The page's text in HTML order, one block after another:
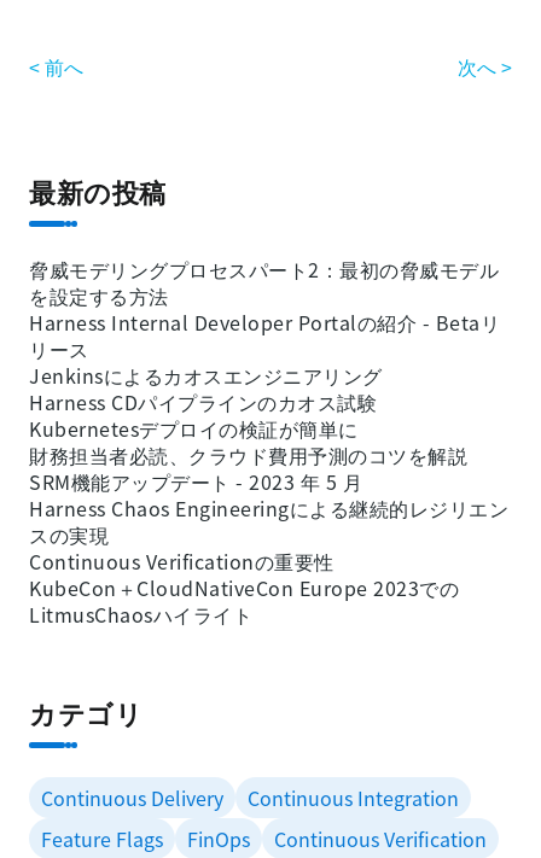
< 前へ 次へ >
最新の投稿
脅威モデリングプロセスパート2：最初の脅威モデル
を設定する方法
Harness Internal Developer Portalの紹介 - Betaリ
リース
Jenkinsによるカオスエンジニアリング
Harness CDパイプラインのカオス試験
Kubernetesデプロイの検証が簡単に
財務担当者必読、クラウド費用予測のコツを解説
SRM機能アップデート - 2023 年 5 月
Harness Chaos Engineeringによる継続的レジリエン
スの実現
Continuous Verificationの重要性
KubeCon＋CloudNativeCon Europe 2023での
LitmusChaosハイライト
カテゴリ
Continuous Delivery
Continuous Integration
Feature Flags
FinOps
Continuous Verification